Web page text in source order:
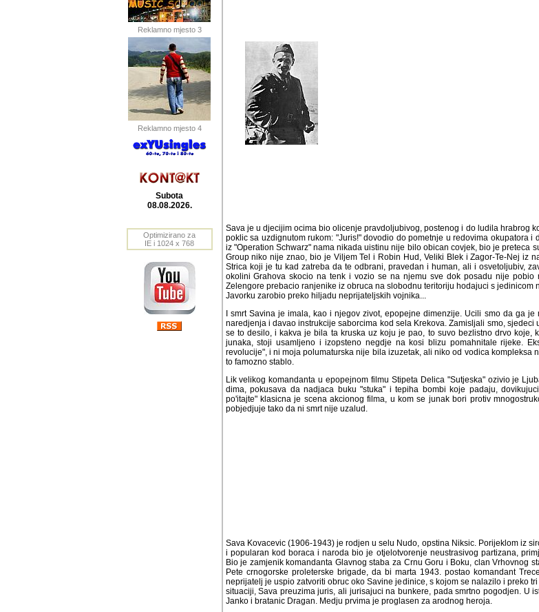
Reklamno mjesto 3
Reklamno mjesto 4
Subota
08.08.2026.
Optimizirano za
IE i 1024 x 768
poklic sa uzdignutom rukom: "Juris!" dovodio do pometnje u redovima okupatora i
"Operation Schwarz" nama nikada uistinu nije bilo obican covjek, bio je preteca
Group niko nije znao, bio je Viljem Tel i Robin Hud, Veliki Blek i Zagor-Te-Nej iz
Strica koji je tu kad zatreba da te odbrani, pravedan i human, ali i osvetoljubiv,
okolini Grahova skocio na tenk i vozio se na njemu sve dok posadu nije pobio
Zelengore prebacio ranjenike iz obruca na slobodnu teritoriju hodajuci s jedinicom
Javorku zarobio preko hiljadu neprijateljskih vojnika...
naredjenja i davao instrukcije saborcima kod sela Krekova. Zamisljali smo,
se to desilo, i kakva je bila ta kruska uz koju je pao, to suvo bezlistno drvo koje,
junaka, stoji usamljeno i izopsteno negdje na kosi blizu pomahnitale rijeke.
revolucije", i ni moja polumaturska nije bila izuzetak, ali niko od vodica kompleksa
to famozno stablo.
dima, pokusava da nadjaca buku "stuka" i tepiha bombi koje padaju,
po'itajte" klasicna je scena akcionog filma, u kom se junak bori protiv
pobjedjuje tako da ni smrt nije uzalud.
popularan kod boraca i naroda bio je otjelotvorenje neustrasivog partizana,
je zamjenik komandanta Glavnog staba za Crnu Goru i Boku, clan Vrhovnog
crnogorske proleterske brigade, da bi marta 1943. postao komandant Trece
je uspio zatvoriti obruc oko Savine jedinice, s kojom se nalazilo i preko tri hiljade
Sava preuzima juris, ali jurisajuci na bunkere, pada smrtno pogodjen. U istoj bici
bratanic Dragan. Medju prvima je proglasen za arodnog heroja.